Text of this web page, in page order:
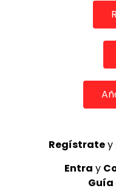
Regístratey
Entra y
Guía